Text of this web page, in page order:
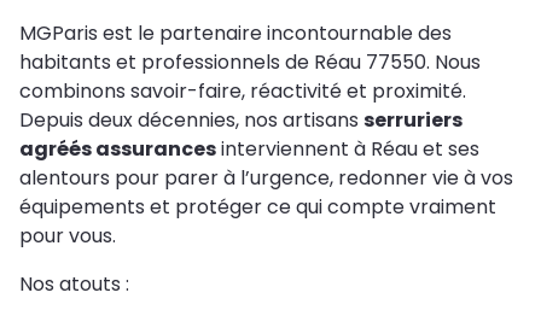
MGParis est le partenaire incontournable des
habitants et professionnels de Réau 77550. Nous
combinons savoir-faire, réactivité et proximité.
Depuis deux décennies, nos artisans serruriers
agréés assurancesinterviennent à Réau et ses
alentours pour parer à l’urgence, redonner vie à vos
équipements et protéger ce qui compte vraiment
pour vous.
Nos atouts :